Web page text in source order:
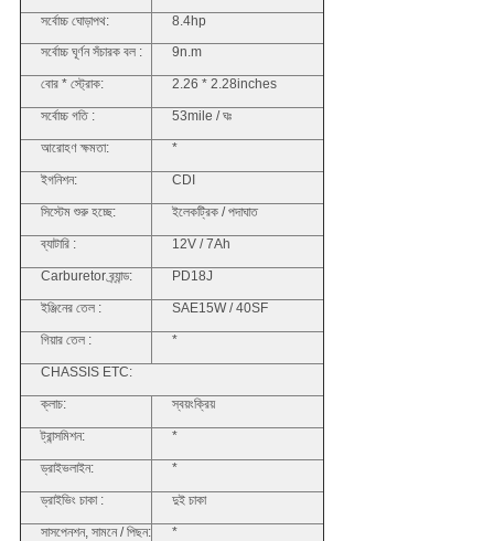
সর্বোচ্চ ঘোড়াপথ:
8.4hp
সর্বোচ্চ ঘূর্ণন সঁচারক বল :
9n.m
বোর * স্ট্রোক: 2.26 * 2.28inches
সর্বোচ্চ গতি : 53mile / ঘঃ
আরোহণ ক্ষমতা: *
ইগনিশন: CDI
সিস্টেম শুরু হচ্ছে: ইলেকট্রিক / পদাঘাত
ব্যাটারি : 12V / 7Ah
Carburetor ব্র্যান্ড: PD18J
ইঞ্জিনের তেল : SAE15W / 40SF
গিয়ার তেল : *
CHASSIS ETC:
ক্লাচ: স্বয়ংক্রিয়
ট্রান্সমিশন: *
ড্রাইভলাইন: *
ড্রাইভিং চাকা : দুই চাকা
সাসপেনশন, সামনে / পিছন: *